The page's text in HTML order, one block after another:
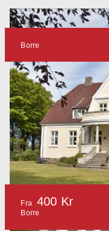
Borre
Fra 400 Kr
Borre